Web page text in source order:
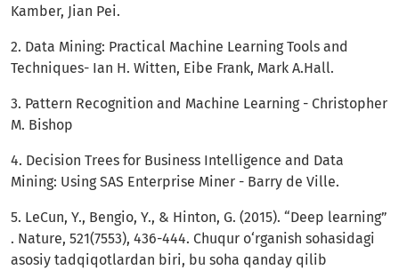
Kamber, Jian Pei.
2. Data Mining: Practical Machine Learning Tools and
Techniques- Ian H. Witten, Eibe Frank, Mark A.Hall.
3. Pattern Recognition and Machine Learning - Christopher
M. Bishop
4. Decision Trees for Business Intelligence and Data
Mining: Using SAS Enterprise Miner - Barry de Ville.
5. LeCun, Y., Bengio, Y., & Hinton, G. (2015). “Deep learning”
. Nature, 521(7553), 436-444. Chuqur o‘rganish sohasidagi
asosiy tadqiqotlardan biri, bu soha qanday qilib